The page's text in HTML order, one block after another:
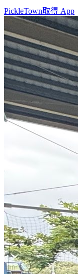
PickleTown取得 App